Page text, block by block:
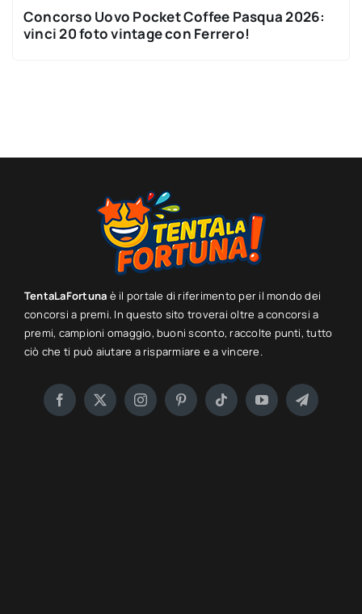
Concorso Uovo Pocket Coffee Pasqua 2026:
vinci 20 foto vintage con Ferrero!
TentaLaFortuna è il portale di riferimento per il mondo dei
concorsi a premi. In questo sito troverai oltre a concorsi a
premi, campioni omaggio, buoni sconto, raccolte punti, tutto
ciò che ti può aiutare a risparmiare e a vincere.